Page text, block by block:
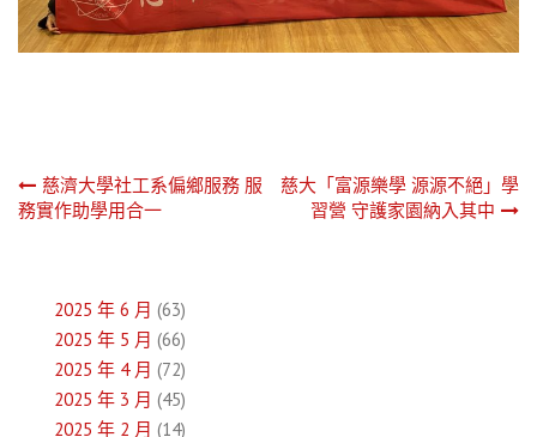
文
覽
慈濟大學社工系偏鄉服務 服
務實作助學用合一
慈大「富源樂學 源源不絕」學
習營 守護家園納入其中
2025 年 6 月 (63)
2025 年 5 月 (66)
2025 年 4 月 (72)
2025 年 3 月 (45)
2025 年 2 月 (14)